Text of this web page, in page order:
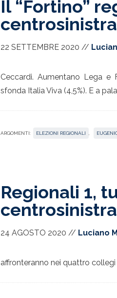
Il “Fortino”
centrosinistra
22 SETTEMBRE 2020 //
Ceccardi. Aumentano Lega e
sfonda Italia Viva (4,5%). E a
ARGOMENTI: ELEZIONI REGIONALI
Regionali 1,
24 AGOSTO 2020 // Luciano
affronteranno nei quattro